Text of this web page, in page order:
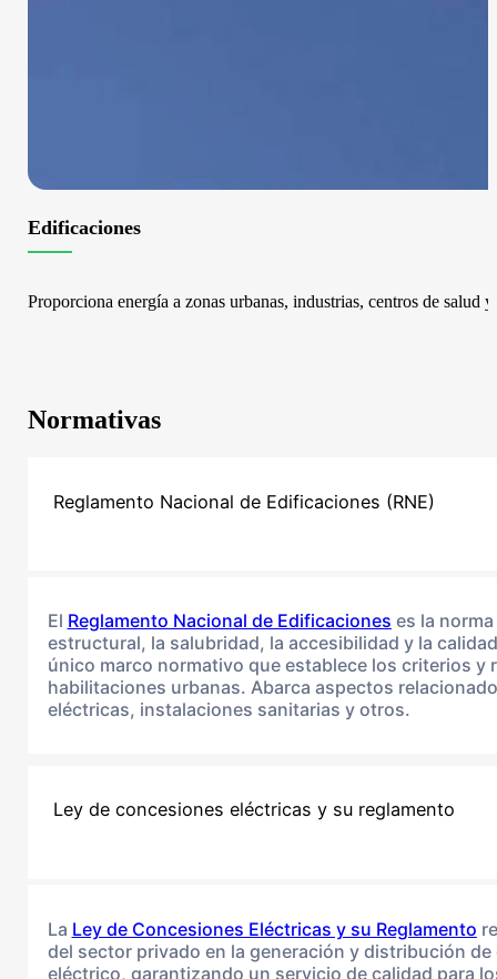
Edificaciones
Proporciona energía a zonas urbanas, industrias, centros de
Normativas
Reglamento Nacional de Edificaciones (RNE)
El Reglamento Nacional de Edificaciones es la
estructural, la salubridad, la accesibilidad y la
único marco normativo que establece los criterios
habilitaciones urbanas. Abarca aspectos
eléctricas, instalaciones sanitarias y otros.
Ley de concesiones eléctricas y su reglamento
La Ley de Concesiones Eléctricas y su Reglamento
del sector privado en la generación y distribución
eléctrico, garantizando un servicio de calidad para